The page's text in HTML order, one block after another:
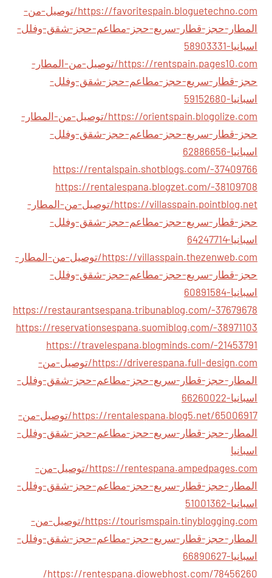
https://favoritespain.bloguetechno.com/توصيل-من-
المطار-حجز-قطار-سريع-حجز-مطاعم-حجز-شقق-وفلل-
اسبانيا-58903331
https://rentspain.pages10.com/توصيل-من-المطار-
حجز-قطار-سريع-حجز-مطاعم-حجز-شقق-وفلل-
اسبانيا-59152680
https://orientspain.blogolize.com/توصيل-من-المطار-
حجز-قطار-سريع-حجز-مطاعم-حجز-شقق-وفلل-
اسبانيا-62886656
https://rentalspain.shotblogs.com/-37409766
https://rentalespana.blogzet.com/-38109708
https://villasspain.pointblog.net/توصيل-من-المطار-
حجز-قطار-سريع-حجز-مطاعم-حجز-شقق-وفلل-
اسبانيا-64247714
https://villasspain.thezenweb.com/توصيل-من-المطار-
حجز-قطار-سريع-حجز-مطاعم-حجز-شقق-وفلل-
اسبانيا-60891584
https://restaurantsespana.tribunablog.com/-37679678
https://reservationsespana.suomiblog.com/-38971103
https://travelespana.blogminds.com/-21453791
https://driverespana.full-design.com/توصيل-من-
المطار-حجز-قطار-سريع-حجز-مطاعم-حجز-شقق-وفلل-
اسبانيا-66260022
https://rentalespana.blog5.net/65006917/توصيل-من-
المطار-حجز-قطار-سريع-حجز-مطاعم-حجز-شقق-وفلل-
اسبانيا
https://rentespana.ampedpages.com/توصيل-من-
المطار-حجز-قطار-سريع-حجز-مطاعم-حجز-شقق-وفلل-
اسبانيا-51001362
https://tourismspain.tinyblogging.com/توصيل-من-
المطار-حجز-قطار-سريع-حجز-مطاعم-حجز-شقق-وفلل-
اسبانيا-66890627
https://rentespana.diowebhost.com/78456260/